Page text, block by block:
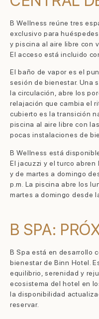
B Wellness reúne tres
exclusivo para
y piscina al aire libre con
El acceso está incluido
El baño de vapor es el
sesión de bienestar. Una
la circulación, abre los
relajación que cambia el
cubierto es la transición
piscina al aire libre con
pocas instalaciones de
B Wellness está
El jacuzzi y el turco abren
y de martes a domingo
p.m. La piscina abre los
martes a domingo desde
B SPA:
B Spa está en desarrollo
bienestar de Binn Hotel.
equilibrio, serenidad y
ecosistema del hotel en
la disponibilidad
reservar.